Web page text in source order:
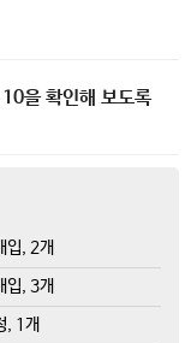
을 확인해 보도록
입, 2개
입, 3개
, 1개